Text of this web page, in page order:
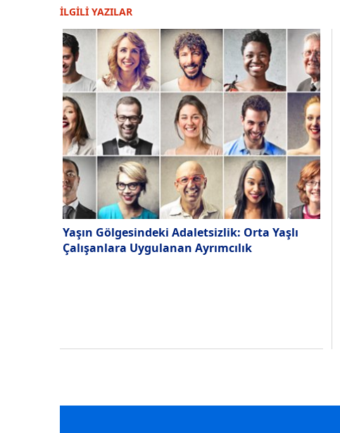
İLGİLİ YAZILAR
Yaşın Gölgesindeki Adaletsizlik: Orta Yaşlı
Çalışanlara Uygulanan Ayrımcılık